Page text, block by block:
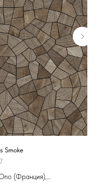
Smoke
(Франция),